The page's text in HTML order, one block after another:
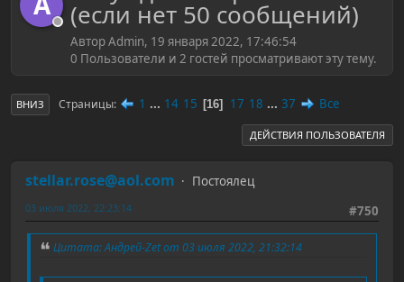
(если нет 50 сообщений)
Автор Admin, 19 января 2022, 17:46:54
0 Пользователи и 2 гостей просматривают эту тему.
ВНИЗ Страницы 1 ... 14 15 16 17 18 ... 37 Все
ДЕЙСТВИЯ ПОЛЬЗОВАТЕЛЯ
stellar.rose@aol.com
Постоялец
#750
03 июля 2022, 22:23:14
Цитата: Андрей-Zet от 03 июля 2022, 21:32:14